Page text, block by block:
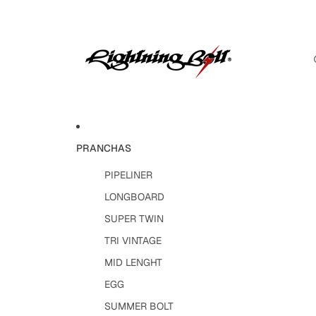
PRANCHAS
PIPELINER
LONGBOARD
SUPER TWIN
TRI VINTAGE
MID LENGHT
EGG
SUMMER BOLT